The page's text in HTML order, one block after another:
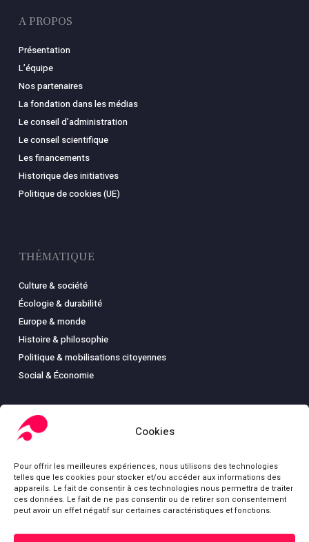
Cookies
Pour offrir les meilleures expériences, nous utilisons des technologies
telles que les cookies pour stocker et/ou accéder aux informations des
appareils. Le fait de consentir à ces technologies nous permettra de traiter
ces données. Le fait de ne pas consentir ou de retirer son consentement
peut avoir un effet négatif sur certaines caractéristiques et fonctions.
A PROPOS
Présentation
L’équipe
Nos partenaires
La fondation dans les médias
Le conseil d’administration
Le conseil scientifique
Les financements
Historique des initiatives
Politique de cookies (UE)
THÉMATIQUE
Culture & société
Écologie & durabilité
Europe & monde
Histoire & philosophie
Politique & mobilisations citoyennes
Social & Économie
LIBRAIRIE
Boutique
Carte
Mon compte